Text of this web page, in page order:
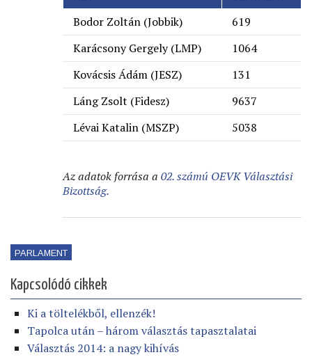
Bodor Zoltán (Jobbik)
619
Karácsony Gergely (LMP)
1064
Kovácsis Ádám (JESZ)
131
Láng Zsolt (Fidesz)
9637
Lévai Katalin (MSZP)
5038
Az adatok forrása a 02. számú OEVK Választási
Bizottság.
PARLAMENT
Kapcsolódó cikkek
Ki a töltelékből, ellenzék!
Tapolca után – három választás tapasztalatai
Választás 2014: a nagy kihívás